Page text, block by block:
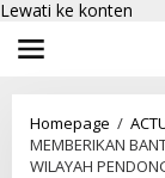
Lewati ke konten
Homepage /
MEMBERIKAN
WILAYAH